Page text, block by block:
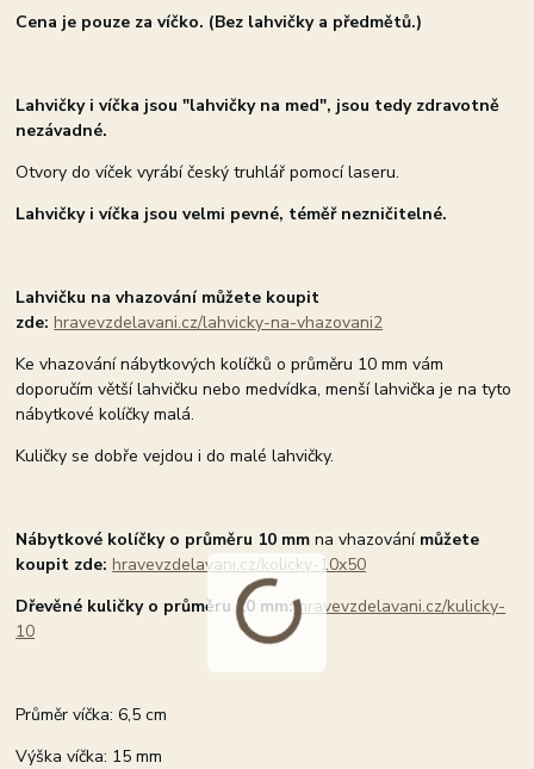
Cena je pouze za víčko. (Bez lahvičky a předmětů.)
Lahvičky i víčka jsou "lahvičky na med", jsou tedy zdravotně
nezávadné.
Otvory do víček vyrábí český truhlář pomocí laseru.
Lahvičky i víčka jsou velmi pevné, téměř nezničitelné.
Lahvičku na vhazování můžete koupit
zde:hravevzdelavani.cz/lahvicky-na-vhazovani2
Ke vhazování nábytkových kolíčků o průměru 10 mm vám
doporučím větší lahvičku nebo medvídka, menší lahvička je na tyto
nábytkové kolíčky malá.
Kuličky se dobře vejdou i do malé lahvičky.
Nábytkové kolíčky o průměru 10 mmna vhazování můžete
koupit zde:hravevzdelavani.cz/kolicky-10x50
Dřevěné kuličky o průměru 10 mm:hravevzdelavani.cz/kulicky-
10
Průměr víčka: 6,5 cm
Výška víčka: 15 mm